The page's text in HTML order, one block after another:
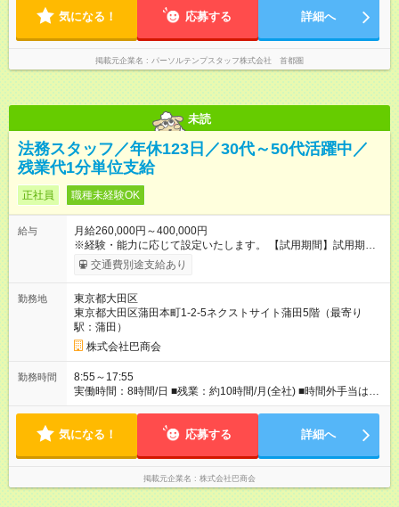
気になる！ 応募する 詳細へ
掲載元企業名 パーソルテンプスタッフ株式会社 首都圏
未読
法務スタッフ／年休123日／30代～50代活躍中／
残業代1分単位支給
正社員 職種未経験OK
給与
月給260,000円～400,000円
※経験・能力に応じて設定いたします。 【試用期間】試用期間
あり 試用期間の長さ：3ヶ月 雇用形態、給与は本採用時と同じ
です。
交通費別途支給あり
勤務地
東京都大田区
東京都大田区蒲田本町1-2-5ネクストサイト蒲田5階（最寄り
駅：蒲田）
株式会社巴商会
勤務時間
8:55～17:55
実働時間：8時間/日 ■残業：約10時間/月(全社) ■時間外手当は1
分単位で支給
気になる！ 応募する 詳細へ
掲載元企業名 株式会社巴商会